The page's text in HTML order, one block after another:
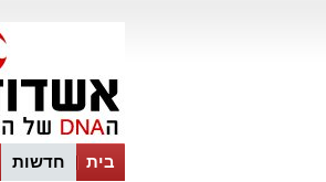
בית חדשות